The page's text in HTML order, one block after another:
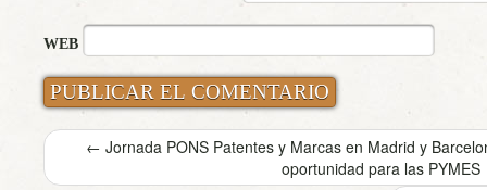
WEB
← Jornada PONS Patentes y Marcas en Madrid y
oportunidad para las PYMES